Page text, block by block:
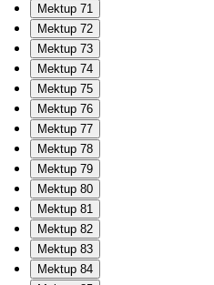
Mektup 71
Mektup 72
Mektup 73
Mektup 74
Mektup 75
Mektup 76
Mektup 77
Mektup 78
Mektup 79
Mektup 80
Mektup 81
Mektup 82
Mektup 83
Mektup 84